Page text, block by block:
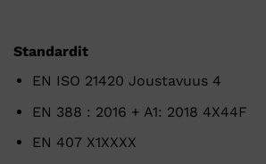
Standardit
EN ISO 21420 Joustavuus 4
EN 388 : 2016 + A1: 2018 4X44F
EN 407 X1XXXX